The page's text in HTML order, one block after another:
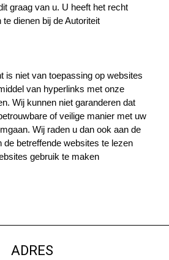
graag van u. U heeft het recht
dienen bij de Autoriteit
is niet van toepassing op websites
van hyperlinks met onze
Wij kunnen niet garanderen dat
of veilige manier met uw
Wij raden u dan ook aan de
betreffende websites te lezen
gebruik te maken
ADRES